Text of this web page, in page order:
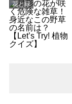
花と緑